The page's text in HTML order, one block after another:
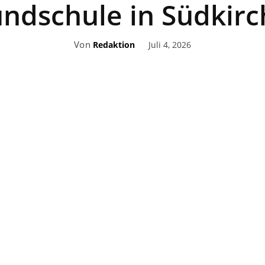
in
Von Redaktion Juli 4, 2026